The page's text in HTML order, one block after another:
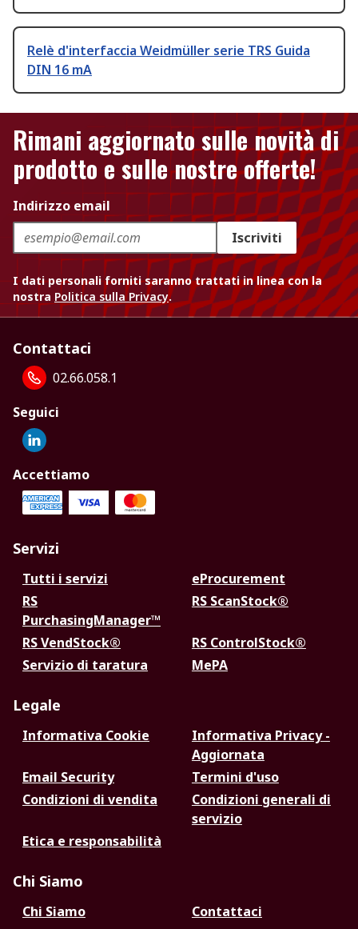
Relè d'interfaccia Weidmüller serie TRS Guida
DIN 16 mA
Rimani aggiornato sulle novità di
prodotto e sulle nostre offerte!
Indirizzo email
Iscriviti
I dati personali forniti saranno trattati in linea con la
nostra Politica sulla Privacy.
Contattaci
02.66.058.1
Seguici
Accettiamo
Servizi
Tutti i servizi
eProcurement
RS
PurchasingManager™
RS ScanStock®
RS VendStock®
RS ControlStock®
Servizio di taratura
MePA
Legale
Informativa Cookie
Informativa Privacy -
Aggiornata
Email Security
Termini d'uso
Condizioni di vendita
Condizioni generali di
servizio
Etica e responsabilità
Chi Siamo
Chi Siamo
Contattaci